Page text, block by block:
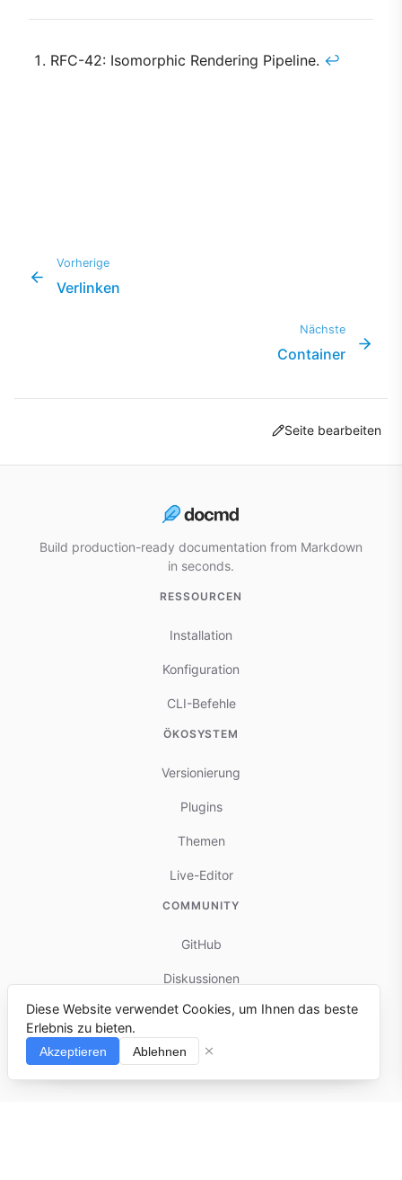
RFC-42: Isomorphic Rendering Pipeline. ↩︎
Vorherige
Verlinken
Nächste
Container
Seite bearbeiten
Build production-ready documentation from Markdown
in seconds.
RESSOURCEN
Installation
Konfiguration
CLI-Befehle
ÖKOSYSTEM
Versionierung
Plugins
Themen
Live-Editor
COMMUNITY
GitHub
Diskussionen
Mitwirken
Fehler melden
Diese Website verwendet Cookies, um Ihnen das beste
Erlebnis zu bieten.
Akzeptieren Ablehnen